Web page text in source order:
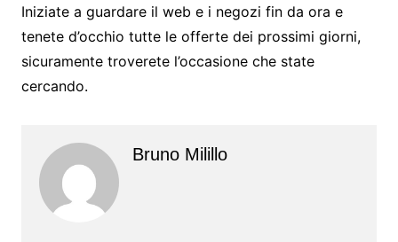
Iniziate a guardare il web e i negozi fin da ora e
tenete d’occhio tutte le offerte dei prossimi giorni,
sicuramente troverete l’occasione che state
cercando.
Bruno Milillo